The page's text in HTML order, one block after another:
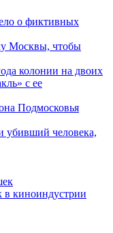
о фиктивных
Москвы, чтобы
колонии на двоих
с ее
Подмосковья
убивший человека,
в киноиндустрии